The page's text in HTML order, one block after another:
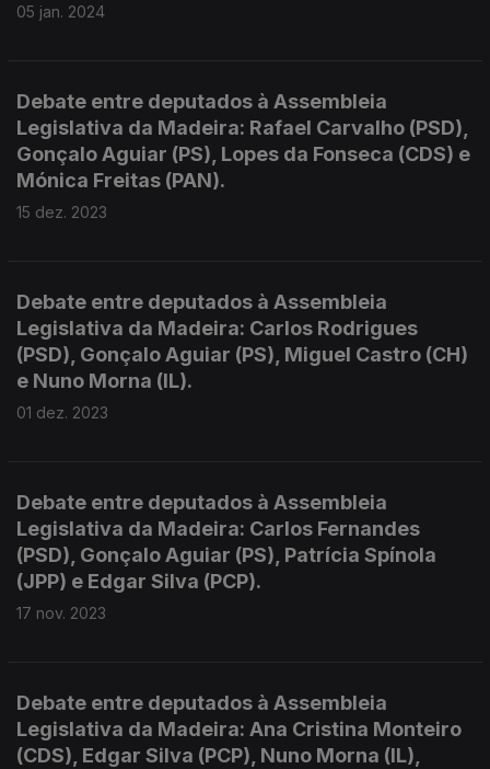
05 jan. 2024
Debate entre deputados à Assembleia
Legislativa da Madeira: Rafael Carvalho (PSD),
Gonçalo Aguiar (PS), Lopes da Fonseca (CDS) e
Mónica Freitas (PAN).
15 dez. 2023
Debate entre deputados à Assembleia
Legislativa da Madeira: Carlos Rodrigues
(PSD), Gonçalo Aguiar (PS), Miguel Castro (CH)
e Nuno Morna (IL).
01 dez. 2023
Debate entre deputados à Assembleia
Legislativa da Madeira: Carlos Fernandes
(PSD), Gonçalo Aguiar (PS), Patrícia Spínola
(JPP) e Edgar Silva (PCP).
17 nov. 2023
Debate entre deputados à Assembleia
Legislativa da Madeira: Ana Cristina Monteiro
(CDS), Edgar Silva (PCP), Nuno Morna (IL),